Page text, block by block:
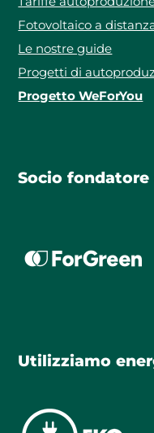
Fotovoltaico a
Le nostre guide
Progetti di
Progetto WeForYou
Socio
Utilizziamo